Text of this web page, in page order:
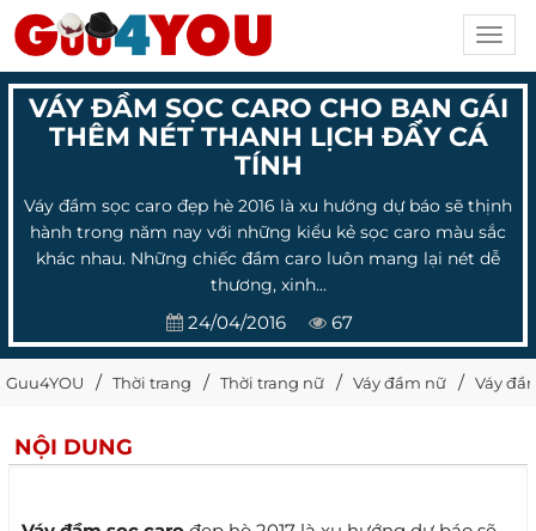
VÁY ĐẦM SỌC CARO CHO BẠN GÁI
THÊM NÉT THANH LỊCH ĐẦY CÁ
TÍNH
Váy đầm sọc caro đẹp hè 2016 là xu hướng dự báo sẽ thịnh
hành trong năm nay với những kiểu kẻ sọc caro màu sắc
khác nhau. Những chiếc đầm caro luôn mang lại nét dễ
thương, xinh...
24/04/2016 67
Guu4YOU Thời trang Thời trang nữ Váy đầm nữ Váy
NỘI DUNG